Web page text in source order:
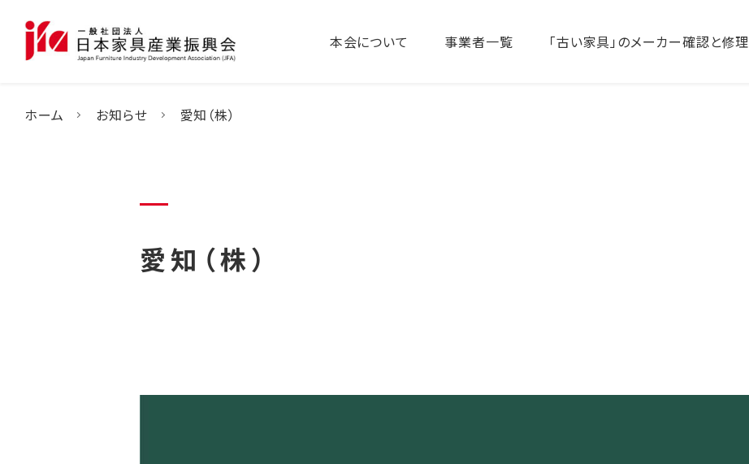
本会について 事業者一覧 「古い家具」のメーカー確認と修理
ホーム お知らせ 愛知（株）
愛知（株）